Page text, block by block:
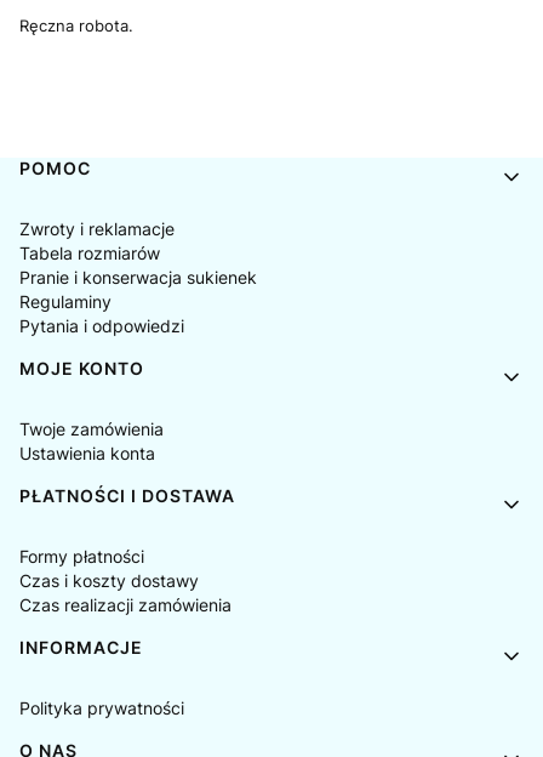
Ręczna robota.
Linki w stopce
POMOC
Zwroty i reklamacje
Tabela rozmiarów
Pranie i konserwacja sukienek
Regulaminy
Pytania i odpowiedzi
MOJE KONTO
Twoje zamówienia
Ustawienia konta
PŁATNOŚCI I DOSTAWA
Formy płatności
Czas i koszty dostawy
Czas realizacji zamówienia
INFORMACJE
Polityka prywatności
O NAS